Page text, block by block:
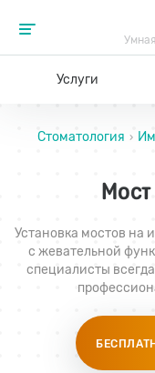
Услуги
Стоматология ›
Установка мостов на
с жевательной
специалисты